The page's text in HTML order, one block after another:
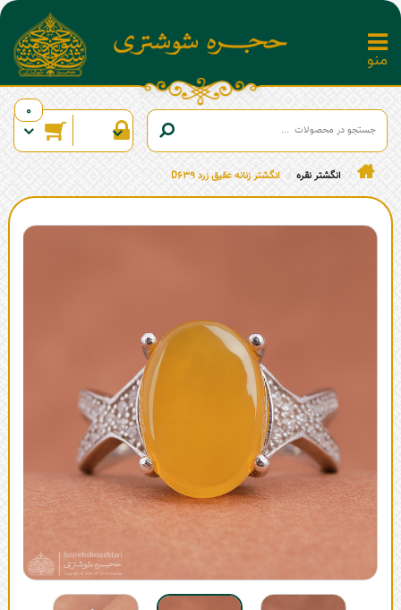
0
انگشتر نقره انگشتر زنانه عقیق زرد D639